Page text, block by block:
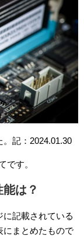
記：2024.01.30
です。
は？
記載されている
にまとめたもので